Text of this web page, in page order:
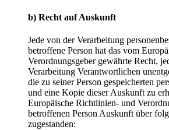
b) Recht auf Auskunft
Jede von der Verarbeitung
betroffene Person hat das vom
Verordnungsgeber gewährte Recht,
Verarbeitung Verantwortlichen
die zu seiner Person gespeicherten
und eine Kopie dieser Auskunft zu
Europäische Richtlinien- und
betroffenen Person Auskunft über
zugestanden: